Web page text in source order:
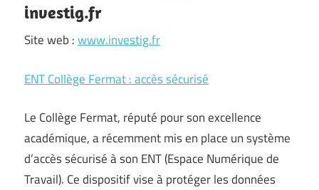
investig.fr
Site web :www.investig.fr
ENT Collège Fermat : accès sécurisé
Le Collège Fermat, réputé pour son excellence
académique, a récemment mis en place un système
d’accès sécurisé à son ENT (Espace Numérique de
Travail). Ce dispositif vise à protéger les données